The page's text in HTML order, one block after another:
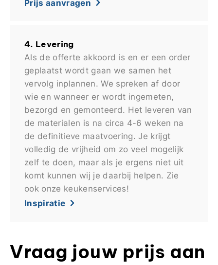
Prijs aanvragen
4. Levering
Als de offerte akkoord is en er een order
geplaatst wordt gaan we samen het
vervolg inplannen. We spreken af door
wie en wanneer er wordt ingemeten,
bezorgd en gemonteerd. Het leveren van
de materialen is na circa 4-6 weken na
de definitieve maatvoering. Je krijgt
volledig de vrijheid om zo veel mogelijk
zelf te doen, maar als je ergens niet uit
komt kunnen wij je daarbij helpen. Zie
ook onze keukenservices!
Inspiratie
Vraag jouw prijs aan